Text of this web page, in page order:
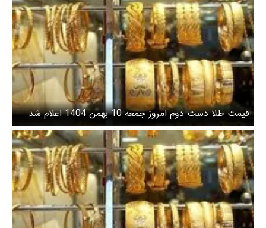
قیمت طلا دست دوم امروز جمعه 10 بهمن 1404 اعلام شد